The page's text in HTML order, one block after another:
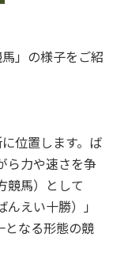
」の様子をご紹
位置します。ば
ら力や速さを争
競馬）として
えい十勝）」
となる形態の競